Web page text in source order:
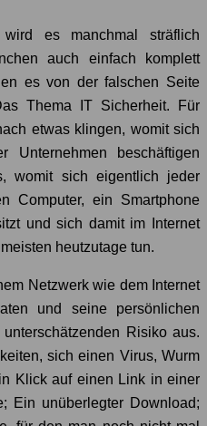
es manchmal sträflich
auch einfach komplett
es von der falschen Seite
Thema IT Sicherheit. Für
etwas klingen, womit sich
Unternehmen beschäftigen
womit sich eigentlich jeder
Computer, ein Smartphone
und sich damit im Internet
heutzutage tun.
Netzwerk wie dem Internet
und seine persönlichen
Risiko aus.
sich einen Virus, Wurm
Klick auf einen Link in einer
Ein unüberlegter Download;